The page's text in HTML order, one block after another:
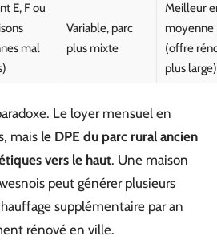
E, F ou
mal
Variable, parc
plus mixte
Meilleur
moyenne
(offre
plus large)
Le loyer mensuel en
mais le DPE du parc rural ancien
vers le haut. Une maison
peut générer plusieurs
supplémentaire par an
rénové en ville.